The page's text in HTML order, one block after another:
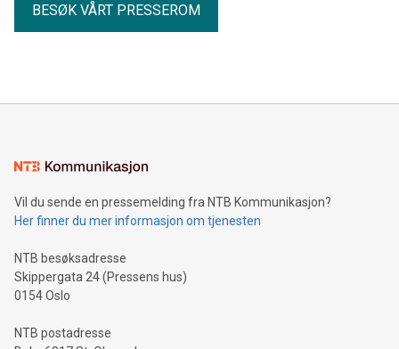
BESØK VÅRT PRESSEROM
Vil du sende en pressemelding fra NTB Kommunikasjon?
Her finner du mer informasjon om tjenesten
NTB besøksadresse
Skippergata 24 (Pressens hus)
0154 Oslo
NTB postadresse